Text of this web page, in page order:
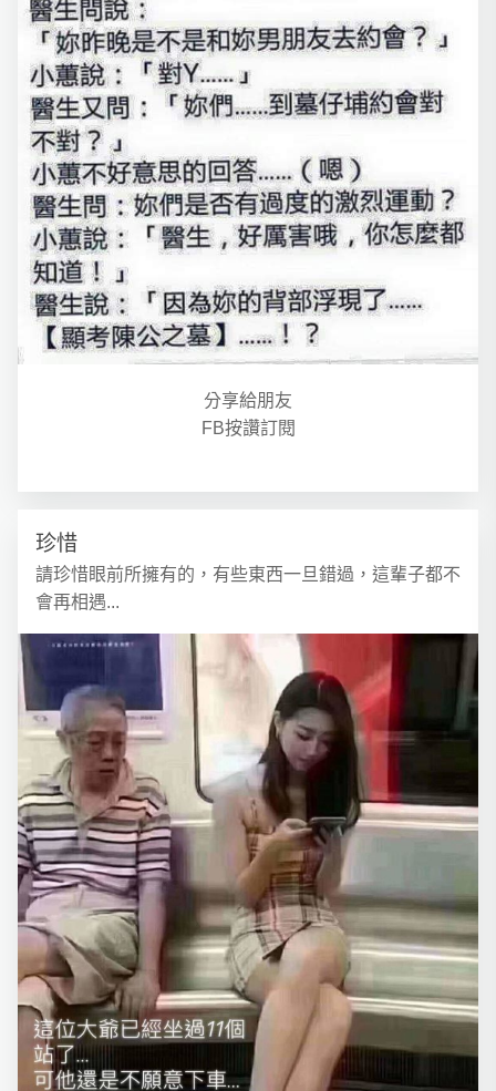
分享給朋友
FB按讚訂閱
珍惜
請珍惜眼前所擁有的，有些東西一旦錯過，這輩子都不
會再相遇...